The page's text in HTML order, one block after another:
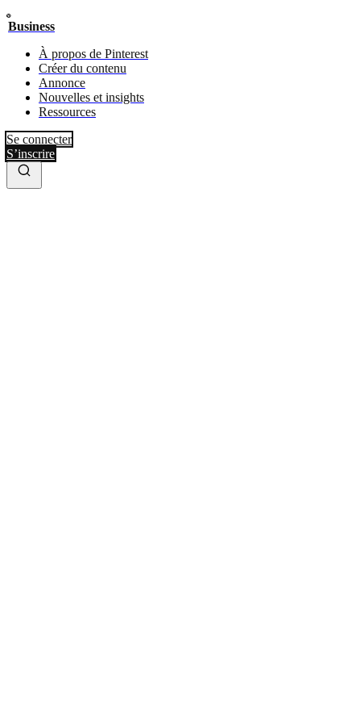
Business
À propos de Pinterest
Créer du contenu
Annonce
Nouvelles et insights
Ressources
Se connecter
S’inscrire